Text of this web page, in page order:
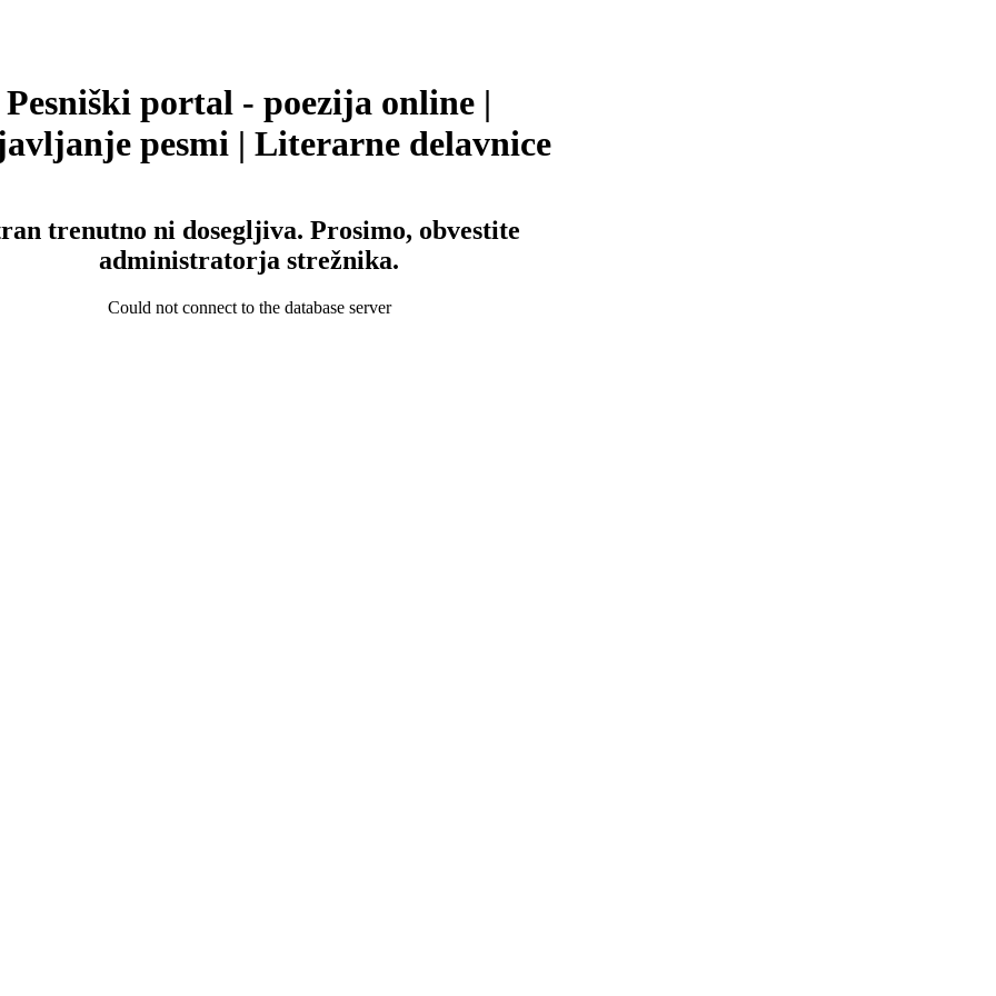
Pesniški portal - poezija online |
pesmi | Literarne delavnice
trenutno ni dosegljiva. Prosimo, obvestite
administratorja strežnika.
Could not connect to the database server